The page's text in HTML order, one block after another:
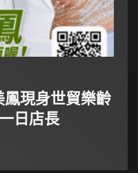
現身世貿樂齡
日店長